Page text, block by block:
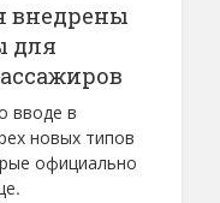
внедрены
для
вводе в
новых типов
официально